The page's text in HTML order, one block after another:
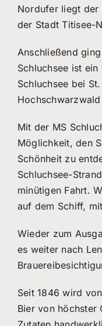
Nordufer liegt der
der Stadt Titisee-
Anschließend
Schluchsee ist
Schluchsee bei
Mit der MS
Möglichkeit, den
Schönheit zu
Schluchsee-
minütigen Fahrt.
auf dem Schiff,
Wieder zum
es weiter nach
Seit 1846 wird
Bier von höchster